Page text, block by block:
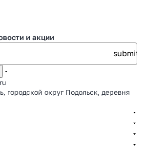
и акции
городской округ Подольск, деревня